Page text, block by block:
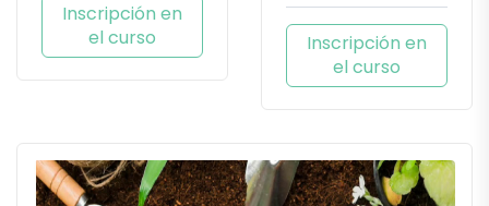
Inscripción en
el curso
Inscripción en
el curso